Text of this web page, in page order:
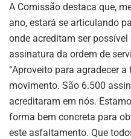
A Comissão destaca que,
ano, estará se articulando
onde acreditam ser
assinatura da ordem de
“Aproveito para agradecer
movimento. São 6.500
acreditaram em nós.
forma bem concreta para
este asfaltamento. Que